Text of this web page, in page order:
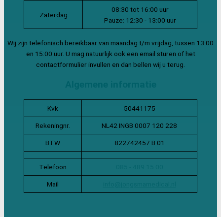
Zaterdag
08:30 tot 16:00 uur
Pauze: 12:30 - 13:00 uur
Wij zijn telefonisch bereikbaar van maandag t/m vrijdag, tussen 13:00
en 15:00 uur. U mag natuurlijk ook een email sturen of het
contactformulier invullen en dan bellen wij u terug.
Kvk 50441175
Rekeningnr. NL42 INGB 0007 120 228
BTW 822742457 B 01
Telefoon
Mail